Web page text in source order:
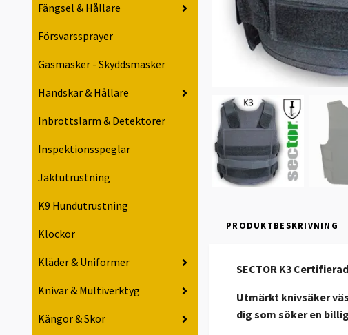
Fängsel & Hållare
Försvarssprayer
Gasmasker - Skyddsmasker
Handskar & Hållare
Inbrottslarm & Detektorer
Inspektionsspeglar
Jaktutrustning
K9 Hundutrustning
Klockor
Kläder & Uniformer
Knivar & Multiverktyg
Kängor & Skor
PRODUKTBESKRIVNING
SECTOR K3
Utmärkt knivsäker
dig som söker en